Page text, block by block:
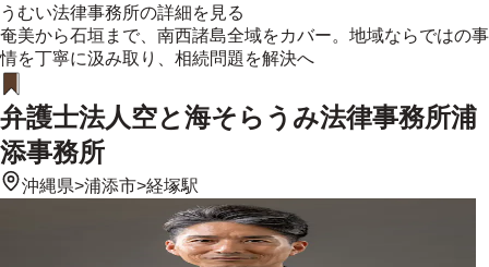
うむい法律事務所の詳細を見る
奄美から石垣まで、南西諸島全域をカバー。地域ならではの事
情を丁寧に汲み取り、相続問題を解決へ
弁護士法人空と海そらうみ法律事務所浦
添事務所
沖縄県>浦添市>経塚駅